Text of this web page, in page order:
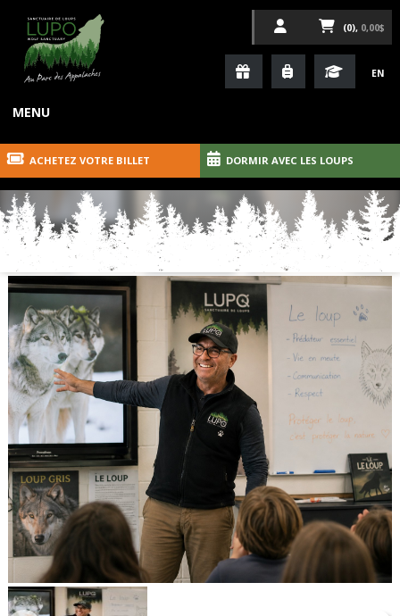
(0), 0,00$
EN
MENU
ACHETEZ VOTRE BILLET DORMIR AVEC LES LOUPS